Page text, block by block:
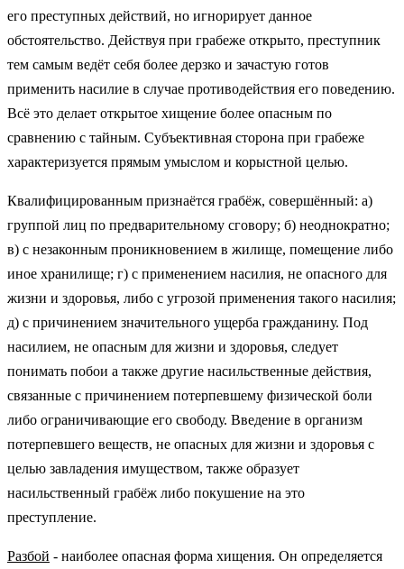
его преступных действий, но игнорирует данное
обстоятельство. Действуя при грабеже открыто, преступник
тем самым ведёт себя более дерзко и зачастую готов
применить насилие в случае противодействия его поведению.
Всё это делает открытое хищение более опасным по
сравнению с тайным. Субъективная сторона при грабеже
характеризуется прямым умыслом и корыстной целью.
Квалифицированным признаётся грабёж, совершённый: а)
группой лиц по предварительному сговору; б) неоднократно;
в) с незаконным проникновением в жилище, помещение либо
иное хранилище; г) с применением насилия, не опасного для
жизни и здоровья, либо с угрозой применения такого насилия;
д) с причинением значительного ущерба гражданину. Под
насилием, не опасным для жизни и здоровья, следует
понимать побои а также другие насильственные действия,
связанные с причинением потерпевшему физической боли
либо ограничивающие его свободу. Введение в организм
потерпевшего веществ, не опасных для жизни и здоровья с
целью завладения имуществом, также образует
насильственный грабёж либо покушение на это
преступление.
Разбой - наиболее опасная форма хищения. Он определяется